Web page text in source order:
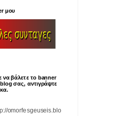
μου
να βάλετε το banner
σας, αντιγράψτε
omorfesgeuseis.blo